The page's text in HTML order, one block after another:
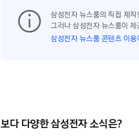
삼성전자 뉴스룸의 직접 제
그러나 삼성전자 뉴스룸이
삼성전자 뉴스룸 콘텐츠 이용
보다 다양한 삼성전자 소식은?